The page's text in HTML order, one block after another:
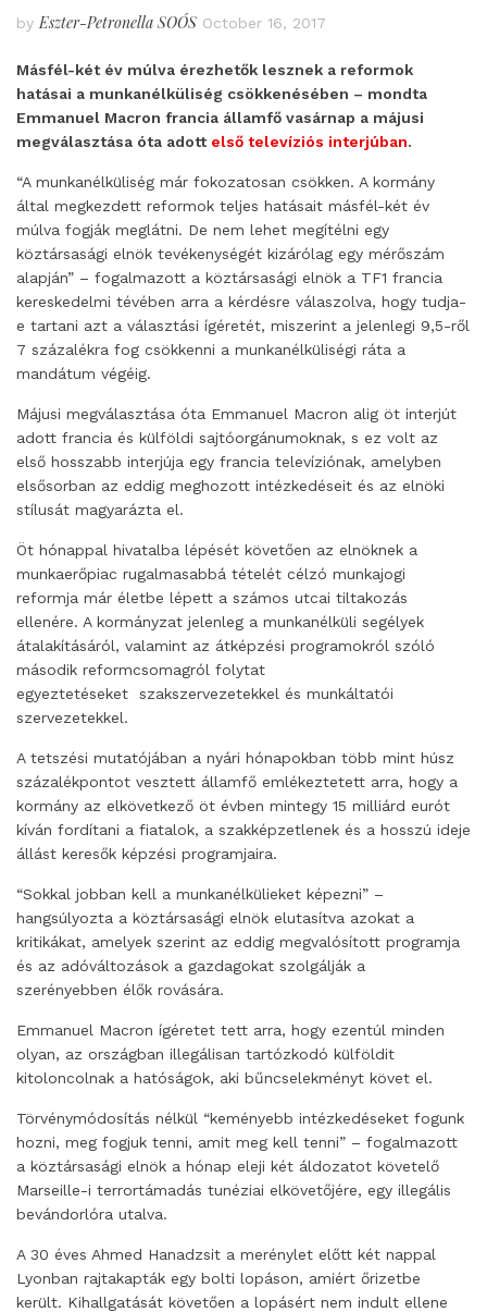
by Eszter-Petronella SOÓS October 16, 2017
Másfél-két év múlva érezhetők lesznek a reformok
hatásai a munkanélküliség csökkenésében – mondta
Emmanuel Macron francia államfő vasárnap a májusi
megválasztása óta adott első televíziós interjúban.
“A munkanélküliség már fokozatosan csökken. A kormány
által megkezdett reformok teljes hatásait másfél-két év
múlva fogják meglátni. De nem lehet megítélni egy
köztársasági elnök tevékenységét kizárólag egy mérőszám
alapján” – fogalmazott a köztársasági elnök a TF1 francia
kereskedelmi tévében arra a kérdésre válaszolva, hogy tudja-
e tartani azt a választási ígéretét, miszerint a jelenlegi 9,5-ről
7 százalékra fog csökkenni a munkanélküliségi ráta a
mandátum végéig.
Májusi megválasztása óta Emmanuel Macron alig öt interjút
adott francia és külföldi sajtóorgánumoknak, s ez volt az
első hosszabb interjúja egy francia televíziónak, amelyben
elsősorban az eddig meghozott intézkedéseit és az elnöki
stílusát magyarázta el.
Öt hónappal hivatalba lépését követően az elnöknek a
munkaerőpiac rugalmasabbá tételét célzó munkajogi
reformja már életbe lépett a számos utcai tiltakozás
ellenére. A kormányzat jelenleg a munkanélküli segélyek
átalakításáról, valamint az átképzési programokról szóló
második reformcsomagról folytat
egyeztetéseket szakszervezetekkel és munkáltatói
szervezetekkel.
A tetszési mutatójában a nyári hónapokban több mint húsz
százalékpontot vesztett államfő emlékeztetett arra, hogy a
kormány az elkövetkező öt évben mintegy 15 milliárd eurót
kíván fordítani a fiatalok, a szakképzetlenek és a hosszú ideje
állást keresők képzési programjaira.
“Sokkal jobban kell a munkanélkülieket képezni” –
hangsúlyozta a köztársasági elnök elutasítva azokat a
kritikákat, amelyek szerint az eddig megvalósított programja
és az adóváltozások a gazdagokat szolgálják a
szerényebben élők rovására.
Emmanuel Macron ígéretet tett arra, hogy ezentúl minden
olyan, az országban illegálisan tartózkodó külföldit
kitoloncolnak a hatóságok, aki bűncselekményt követ el.
Törvénymódosítás nélkül “keményebb intézkedéseket fogunk
hozni, meg fogjuk tenni, amit meg kell tenni” – fogalmazott
a köztársasági elnök a hónap eleji két áldozatot követelő
Marseille-i terrortámadás tunéziai elkövetőjére, egy illegális
bevándorlóra utalva.
A 30 éves Ahmed Hanadzsit a merénylet előtt két nappal
Lyonban rajtakapták egy bolti lopáson, amiért őrizetbe
került. Kihallgatását követően a lopásért nem indult ellene